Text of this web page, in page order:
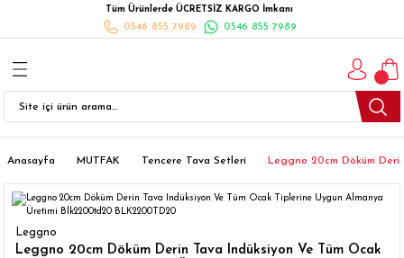
Tüm Ürünlerde ÜCRETSİZ KARGO İmkanı
0546 855 7989 0546 855 7989
Geri Dön
Ankastre Setler
Bulaşık Makinesi
Buzdolabı
Geri Dön
Takımları
Takımı
Geri Dön
Takımları
Geri Dön
Geri Dön
Geri Dön
Geri Dön
Anasayfa MUTFAK Tencere Tava Setleri Leggno 20cm Döküm
Leggno
Leggno 20cm Döküm Derin Tava Indüksiyon Ve Tüm Ocak